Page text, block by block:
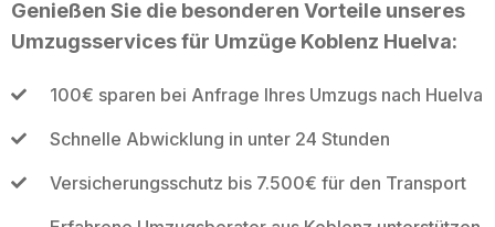
Genießen Sie die besonderen Vorteile unseres
Umzugsservices für Umzüge Koblenz Huelva:
100€ sparen bei Anfrage Ihres Umzugs nach Huelva
Schnelle Abwicklung in unter 24 Stunden
Versicherungsschutz bis 7.500€ für den Transport